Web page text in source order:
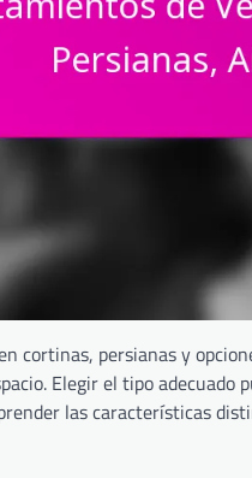
cortinas, persianas y
Elegir el tipo
las características